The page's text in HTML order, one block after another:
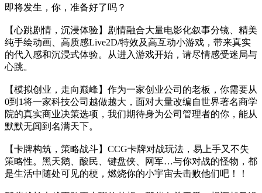
子运算、人工智慧等技术的奇点即将到来。百年一遇的大变局
【心跳剧情，沉浸体验】剧情融合大量电影化叙事分镜、精美
纯手绘动画、高质感Live2D/特效及高互动小游戏，带来真实
的代入感和沉浸式体验。从进入游戏开始，请尽情感受迷局与
【模拟创业，走向巅峰】作为一家创业公司的老板，你需要从
0到1将一家科技公司越做越大，面对大量改编自世界著名商学
院的真实商业决策选项，我们期待身为公司管理者的你，能从
【卡牌构筑，策略战斗】CCG卡牌对战玩法，易上手又不失
策略性。黑天鹅、酸民、键盘侠、网军…与你对战的怪物，都